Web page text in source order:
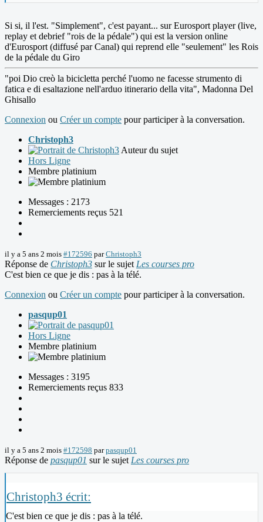
Si si, il l'est. "Simplement", c'est payant... sur Eurosport player (live,
replay et debrief "rois de la pédale") qui est la version online
d'Eurosport (diffusé par Canal) qui reprend elle "seulement" les Rois
de la pédale du Giro
"poi Dio creò la bicicletta perché l'uomo ne facesse strumento di
fatica e di esaltazione nell'arduo itinerario della vita", Madonna Del
Ghisallo
Connexion ou Créer un compte pour participer à la conversation.
Christoph3
Auteur du sujet
Hors Ligne
Membre platinium
Messages : 2173
Remerciements reçus 521
il y a 5 ans 2 mois #172596 parChristoph3
Réponse de Christoph3 sur le sujet Les courses pro
C'est bien ce que je dis : pas à la télé.
Connexion ou Créer un compte pour participer à la conversation.
pasqup01
Hors Ligne
Membre platinium
Messages : 3195
Remerciements reçus 833
il y a 5 ans 2 mois #172598 parpasqup01
Réponse de pasqup01 sur le sujet Les courses pro
Christoph3 écrit:
C'est bien ce que je dis : pas à la télé.